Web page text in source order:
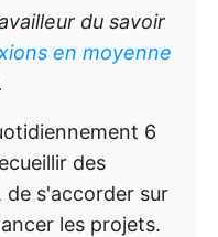
du savoir
en moyenne
6
des
de s'accorder sur
les projets.